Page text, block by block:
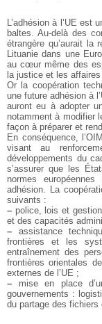
L’adhésion à l’UE est
baltes. Au-delà des
étrangère qu’aurait la
Lituanie dans une
au cœur même des
la justice et les affaires
Or la coopération
une future adhésion à
auront eu à adopter
notamment à modifier
façon à préparer et
En conséquence,
visant au
développements du
s’assurer que les
normes
adhésion. La
suivants :
– police, lois et
et des capacités
– assistance
frontières et les
entraînement des
frontières orientales
externes de l’UE ;
– mise en place
gouvernements :
du partage des fichiers